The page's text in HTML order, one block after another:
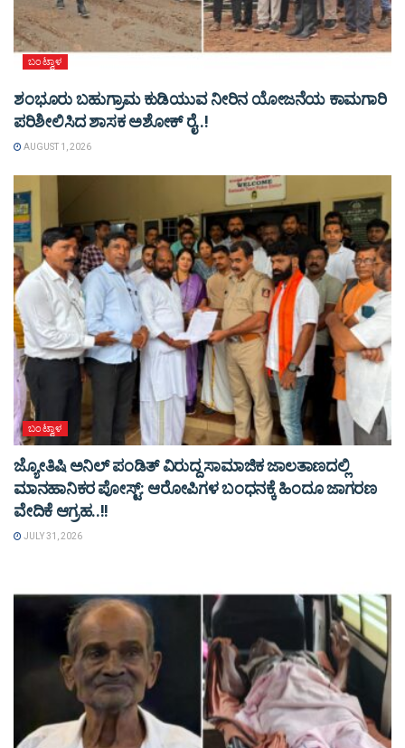
ಬಂಟ್ವಾಳ
ಶಂಭೂರು ಬಹುಗ್ರಾಮ ಕುಡಿಯುವ ನೀರಿನ ಯೋಜನೆಯ ಕಾಮಗಾರಿ
ಪರಿಶೀಲಿಸಿದ ಶಾಸಕ ಅಶೋಕ್ ರೈ..!
AUGUST 1, 2026
ಬಂಟ್ವಾಳ
ಜ್ಯೋತಿಷಿ ಅನಿಲ್ ಪಂಡಿತ್ ವಿರುದ್ದ ಸಾಮಾಜಿಕ ಜಾಲತಾಣದಲ್ಲಿ
ಮಾನಹಾನಿಕರ ಪೋಸ್ಟ್: ಆರೋಪಿಗಳ ಬಂಧನಕ್ಕೆ ಹಿಂದೂ ಜಾಗರಣ
ವೇದಿಕೆ ಆಗ್ರಹ..!!
JULY 31, 2026